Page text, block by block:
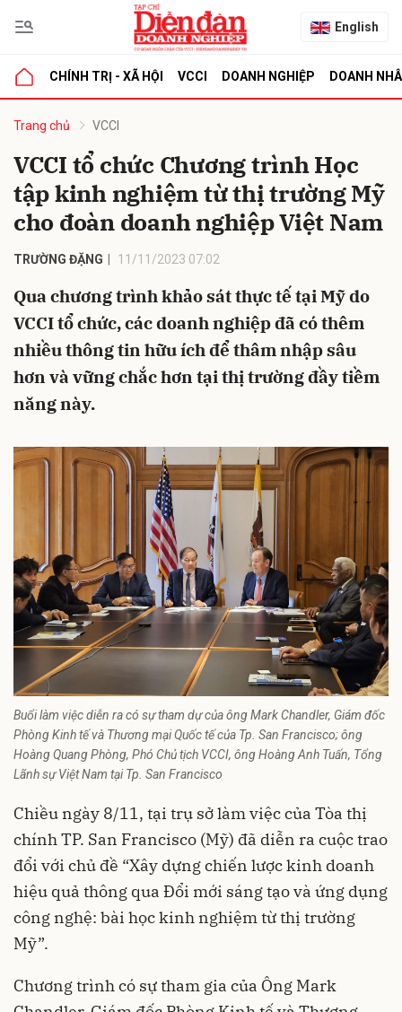
English
CHÍNH TRỊ - XÃ HỘI VCCI DOANH NGHIỆP DOANH
Trang chủ VCCI
VCCI tổ chức Chương trình Học
tập kinh nghiệm từ thị trường Mỹ
cho đoàn doanh nghiệp Việt Nam
TRƯỜNG ĐẶNG 11/11/2023 07:02
Qua chương trình khảo sát thực tế tại Mỹ do
VCCI tổ chức, các doanh nghiệp đã có thêm
nhiều thông tin hữu ích để thâm nhập sâu
hơn và vững chắc hơn tại thị trường đầy tiềm
năng này.
Buổi làm việc diễn ra có sự tham dự của ông Mark Chandler, Giám đốc
Phòng Kinh tế và Thương mại Quốc tế của Tp. San Francisco; ông
Hoàng Quang Phòng, Phó Chủ tịch VCCI, ông Hoàng Anh Tuấn, Tổng
Lãnh sự Việt Nam tại Tp. San Francisco
Chiều ngày 8/11, tại trụ sở làm việc của Tòa thị
chính TP. San Francisco (Mỹ) đã diễn ra cuộc trao
đổi với chủ đề “Xây dựng chiến lược kinh doanh
hiệu quả thông qua Đổi mới sáng tạo và ứng dụng
công nghệ: bài học kinh nghiệm từ thị trường
Mỹ”.
Chương trình có sự tham gia của Ông Mark
luận
Hủy